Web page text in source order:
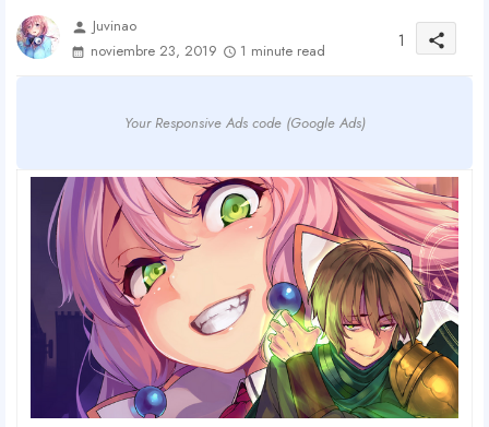
person Juvinao
noviembre 23, 2019
1 minute read 1 share
Your Responsive Ads code (Google Ads)